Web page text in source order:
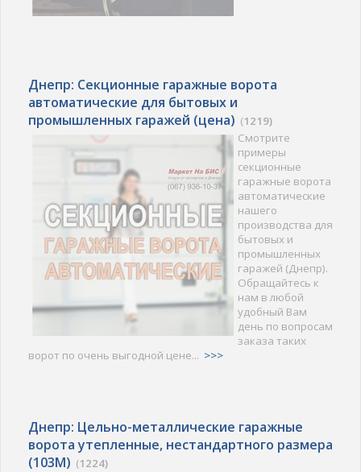
Днепр: Секционные гаражные ворота
автоматические для бытовых и
промышленных гаражей (цена) (1219)
Смотрите
примеры
секционные
гаражные ворота
автоматические
нашего
производства для
бытовых и
промышленных
гаражей (Днепр).
Обращайтесь к
нам в любой
удобный Вам
день по вопросам
заказа таких
ворот по очень выгодной цене... >>>
Днепр: Цельно-металлические гаражные
ворота утепленные, нестандартного размера
(103M) (1224)